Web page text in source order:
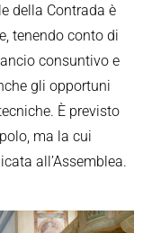
della Contrada è
tenendo conto di
consuntivo e
gli opportuni
È previsto
ma la cui
all’Assemblea.